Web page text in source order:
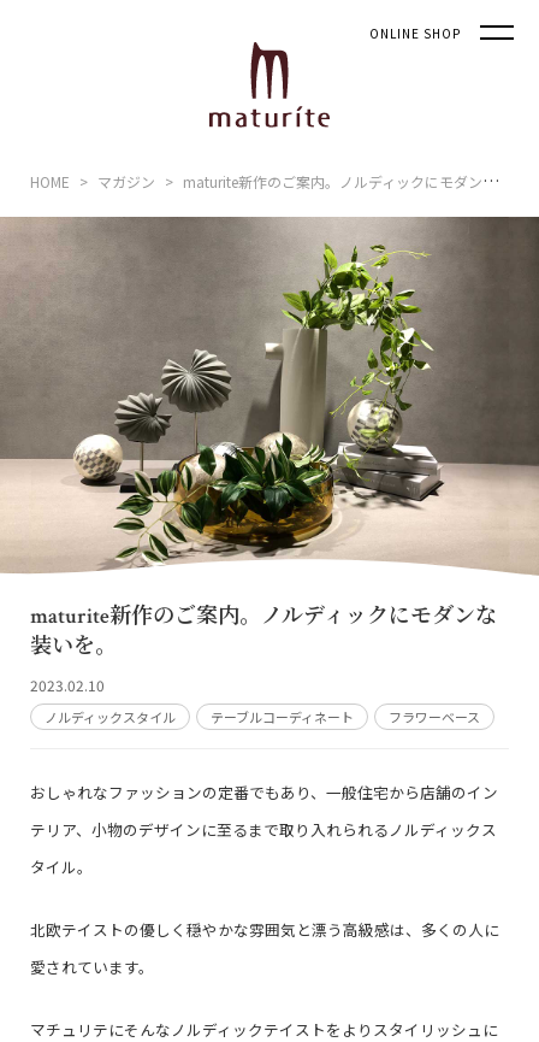
ONLINE SHOP
HOME マガジン maturite新作のご案内。ノルディックにモダンな装いを。
maturite新作のご案内。ノルディックにモダンな
装いを。
2023.02.10
ノルディックスタイル テーブルコーディネート フラワーベース
おしゃれなファッションの定番でもあり、一般住宅から店舗のイン
テリア、小物のデザインに至るまで取り入れられるノルディックス
タイル。
北欧テイストの優しく穏やかな雰囲気と漂う高級感は、多くの人に
愛されています。
マチュリテにそんなノルディックテイストをよりスタイリッシュに